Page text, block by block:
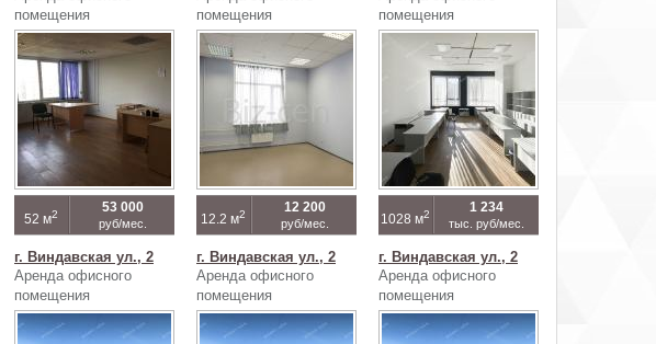
помещения
52 м2 53 000
руб/мес.
помещения
12.2 м2 12 200
руб/мес.
помещения
1028 м2 1 234
тыс. руб/мес.
г. Виндавская ул., 2
Аренда офисного
помещения
г. Виндавская ул., 2
Аренда офисного
помещения
г. Виндавская ул., 2
Аренда офисного
помещения